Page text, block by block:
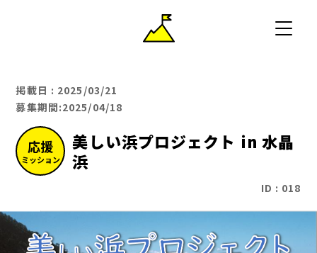
掲載日 : 2025/03/21
募集期間:2025/04/18
応援
ミッション
美しい浜プロジェクト in 水晶
浜
ID : 018